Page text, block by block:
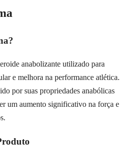
anabolizante utilizado para
e melhora na performance atlética.
por suas propriedades anabólicas
um aumento significativo na força e